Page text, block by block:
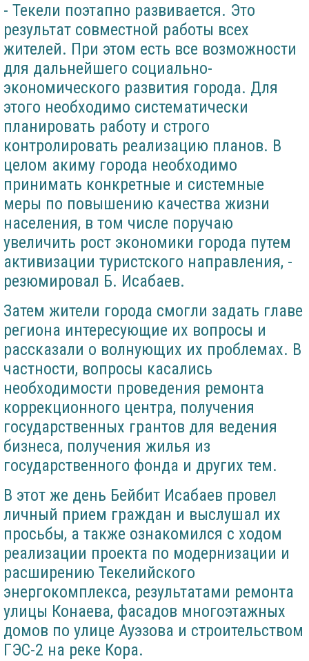
- Текели поэтапно развивается. Это
результат совместной работы всех
жителей. При этом есть все возможности
для дальнейшего социально-
экономического развития города. Для
этого необходимо систематически
планировать работу и строго
контролировать реализацию планов. В
целом акиму города необходимо
принимать конкретные и системные
меры по повышению качества жизни
населения, в том числе поручаю
увеличить рост экономики города путем
активизации туристского направления, -
резюмировал Б. Исабаев.
Затем жители города смогли задать главе
региона интересующие их вопросы и
рассказали о волнующих их проблемах. В
частности, вопросы касались
необходимости проведения ремонта
коррекционного центра, получения
государственных грантов для ведения
бизнеса, получения жилья из
государственного фонда и других тем.
В этот же день Бейбит Исабаев провел
личный прием граждан и выслушал их
просьбы, а также ознакомился с ходом
реализации проекта по модернизации и
расширению Текелийского
энергокомплекса, результатами ремонта
улицы Конаева, фасадов многоэтажных
домов по улице Ауэзова и строительством
ГЭС-2 на реке Кора.